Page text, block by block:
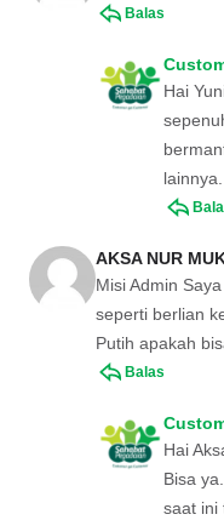
Balas
Hai
AKSA NUR
Misi Admin
seperti berlian
Putih apakah
Balas
Hai
Bisa
saat ini